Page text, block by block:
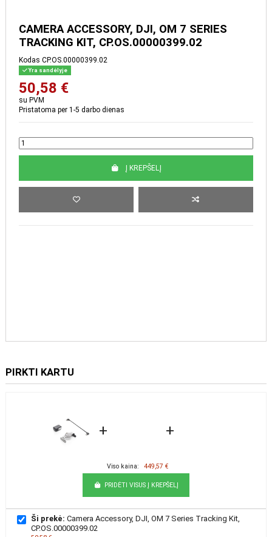
CAMERA ACCESSORY, DJI,
OM 7 SERIES TRACKING KIT,
CP.OS.00000399.02
Kodas CP.OS.00000399.02
Yra sandėlyje
50,58 €
Pristatoma per 1-5 darbo dienas
449,57 €
PRIDĖTI VISUS Į KREPŠELĮ